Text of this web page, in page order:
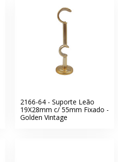
2166-64 - Suporte Leão
19X28mm c/ 55mm Fixado -
Golden Vintage